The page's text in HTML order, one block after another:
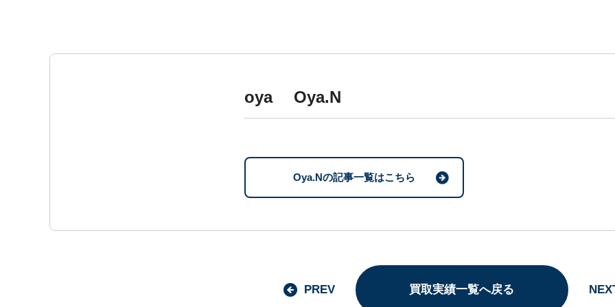
oya Oya.N
Oya.Nの記事一覧はこちら
PREV 買取実績一覧へ戻る